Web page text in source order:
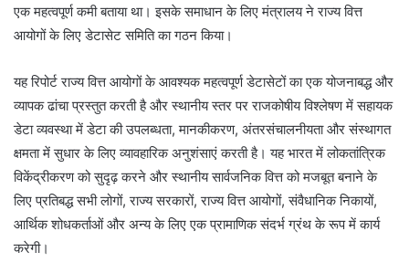
एक महत्वपूर्ण कमी बताया था। इसके समाधान के लिए मंत्रालय ने राज्य वित्त
आयोगों के लिए डेटासेट समिति का गठन किया।
यह रिपोर्ट राज्य वित्त आयोगों के आवश्यक महत्वपूर्ण डेटासेटों का एक योजनाबद्ध और
व्यापक ढांचा प्रस्तुत करती है और स्थानीय स्तर पर राजकोषीय विश्लेषण में सहायक
डेटा व्‍यवस्‍था में डेटा की उपलब्धता, मानकीकरण, अंतरसंचालनीयता और संस्थागत
क्षमता में सुधार के लिए व्यावहारिक अनुशंसाएं करती है। यह भारत में लोकतांत्रिक
विकेंद्रीकरण को सुदृढ़ करने और स्थानीय सार्वजनिक वित्त को मजबूत बनाने के
लिए प्रतिबद्ध सभी लोगों, राज्य सरकारों, राज्य वित्त आयोगों, संवैधानिक निकायों,
आर्थिक शोधकर्ताओं और अन्य के लिए एक प्रामाणिक संदर्भ ग्रंथ के रूप में कार्य
करेगी।